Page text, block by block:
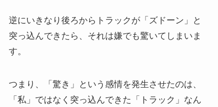
逆にいきなり後ろからトラックが「ズドーン」と
突っ込んできたら、それは嫌でも驚いてしまいま
す。
つまり、「驚き」という感情を発生させたのは、
「私」ではなく突っ込んできた「トラック」なん